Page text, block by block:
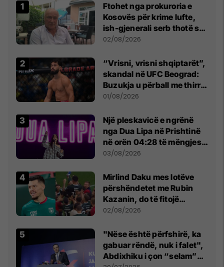
Ftohet nga prokuroria e
Kosovës për krime lufte,
ish-gjenerali serb thotë se
dikush e tradhtoi në
02/08/2026
“Vrisni, vrisni shqiptarët”,
skandal në UFC Beograd:
Buzukja u përball me thirrje
anti-shqiptare nga
01/08/2026
Një pleskavicë e ngrënë
nga Dua Lipa në Prishtinë
në orën 04:28 të mëngjesit
- dhe bota digjitale serbe
03/08/2026
Mirlind Daku mes lotëve
përshëndetet me Rubin
Kazanin, do të fitojë
miliona te Spartak Moska
02/08/2026
"Nëse është përfshirë, ka
gabuar rëndë, nuk i falet",
Abdixhiku i çon “selam”